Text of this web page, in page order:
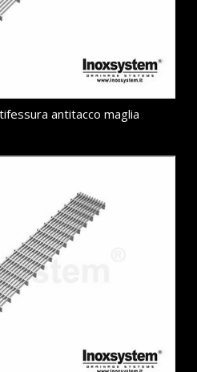
antitacco maglia